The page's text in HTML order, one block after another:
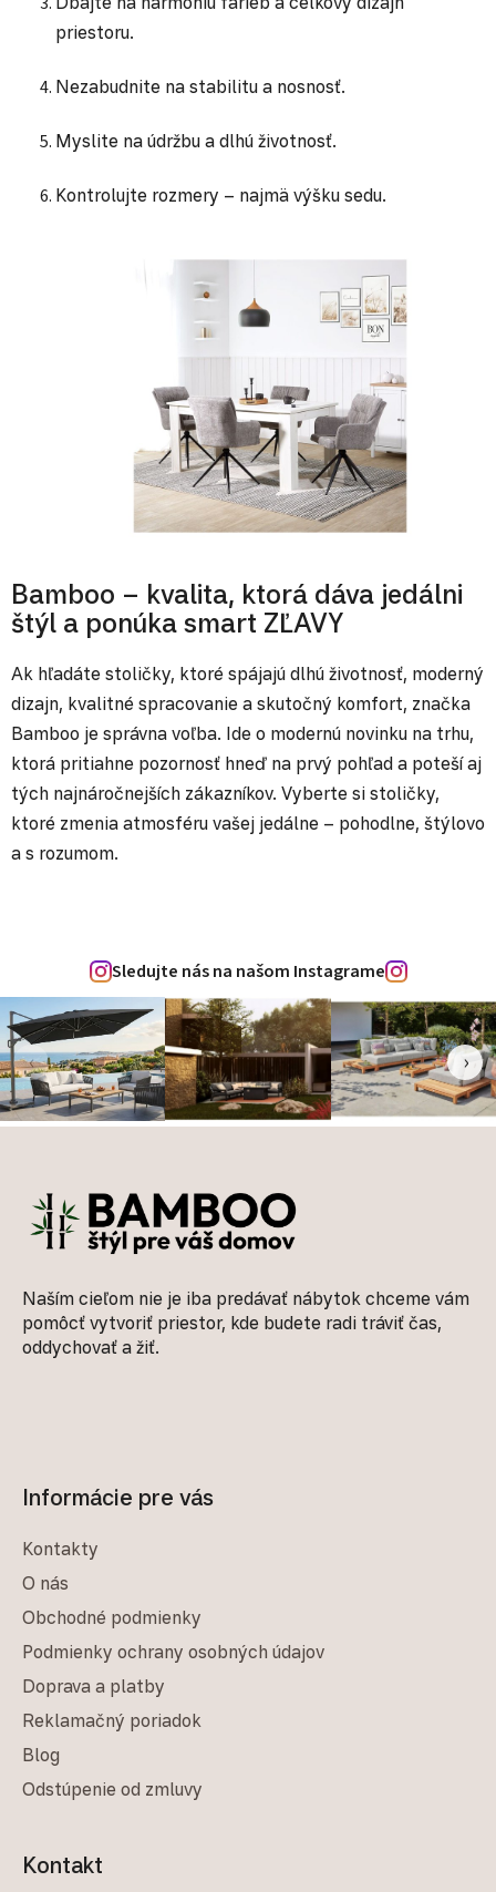
priestoru.
Nezabudnite na stabilitu a nosnosť.
Myslite na údržbu a dlhú životnosť.
Kontrolujte rozmery – najmä výšku sedu.
Bamboo – kvalita, ktorá dáva jedálni
štýl a ponúka smart ZĽAVY
Ak hľadáte stoličky, ktoré spájajú dlhú životnosť, moderný
dizajn, kvalitné spracovanie a skutočný komfort, značka
Bamboo je správna voľba. Ide o modernú novinku na trhu,
ktorá pritiahne pozornosť hneď na prvý pohľad a poteší aj
tých najnáročnejších zákazníkov. Vyberte si stoličky,
ktoré zmenia atmosféru vašej jedálne – pohodlne, štýlovo
a s rozumom.
Sledujte nás na našom Instagrame
‹ ›
Naším cieľom nie je iba predávať nábytok chceme vám
pomôcť vytvoriť priestor, kde budete radi tráviť čas,
oddychovať a žiť.
Informácie pre vás
Kontakty
O nás
Obchodné podmienky
Podmienky ochrany osobných údajov
Doprava a platby
Reklamačný poriadok
Blog
Odstúpenie od zmluvy
Kontakt